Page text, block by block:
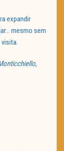
expandir
mesmo sem
visita.
,